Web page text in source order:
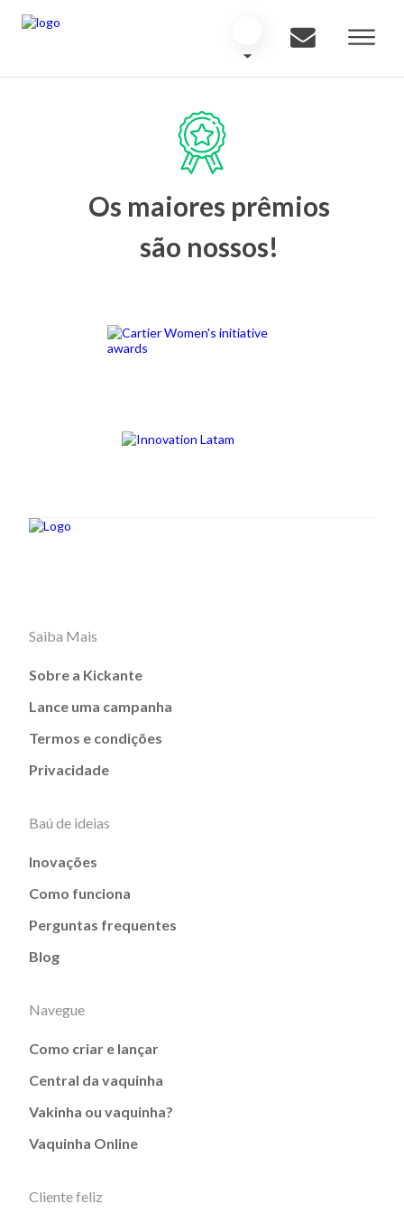
Os maiores prêmios
são nossos!
Saiba Mais
Sobre a Kickante
Lance uma campanha
Termos e condições
Privacidade
Baú de ideias
Inovações
Como funciona
Perguntas frequentes
Blog
Navegue
Como criar e lançar
Central da vaquinha
Vakinha ou vaquinha?
Vaquinha Online
Cliente feliz